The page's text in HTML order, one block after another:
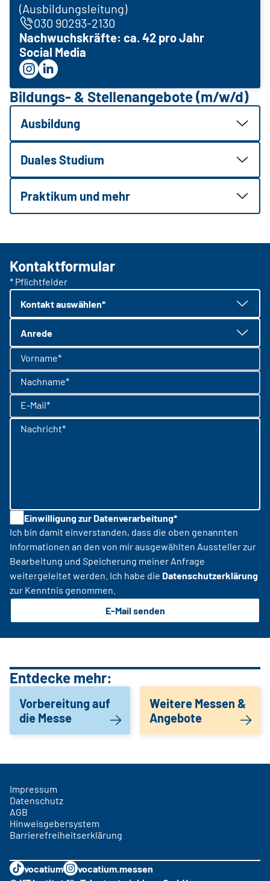
(Ausbildungsleitung)
030 90293-2130
Nachwuchskräfte: ca. 42 pro Jahr
Social Media
Bildungs- & Stellenangebote (m/w/d)
Ausbildung
Duales Studium
Praktikum und mehr
Kontaktformular
* Pflichtfelder
Kontakt auswählen*
Anrede
Vorname*
Nachname*
E-Mail*
Nachricht*
Einwilligung zur Datenverarbeitung*
Ich bin damit einverstanden, dass die oben genannten
Informationen an den von mir ausgewählten Aussteller zur
Bearbeitung und Speicherung meiner Anfrage
weitergeleitet werden. Ich habe die Datenschutzerklärung
zur Kenntnis genommen.
E-Mail senden
Entdecke mehr:
Vorbereitung auf
die Messe
Weitere Messen &
Angebote
Impressum
Datenschutz
AGB
Hinweisgebersystem
Barrierefreiheitserklärung
vocatium
vocatium.messen